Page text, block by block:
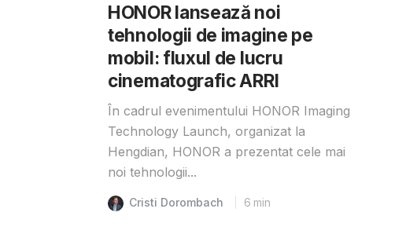
HONOR lansează noi
tehnologii de imagine pe
mobil: fluxul de lucru
cinematografic ARRI
În cadrul evenimentului HONOR Imaging
Technology Launch, organizat la
Hengdian, HONOR a prezentat cele mai
noi tehnologii...
Cristi Dorombach 6 min